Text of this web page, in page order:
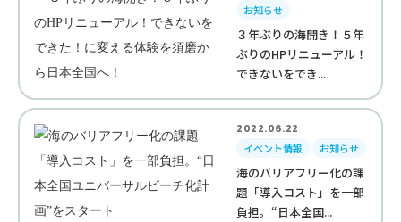
お知らせ
３年ぶりの海開き！５年
ぶりのHPリニューアル！
できないをでき...
2022.06.22
イベント情報
お知らせ
海のバリアフリー化の課
題「導入コスト」を一部
負担。“日本全国...